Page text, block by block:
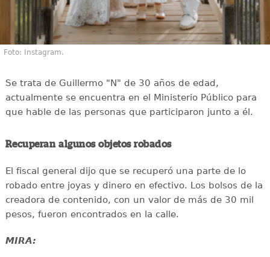
Foto: Instagram.
Se trata de Guillermo "N" de 30 años de edad,
actualmente se encuentra en el Ministerio Público para
que hable de las personas que participaron junto a él.
Recuperan algunos objetos robados
El fiscal general dijo que se recuperó una parte de lo
robado entre joyas y dinero en efectivo. Los bolsos de la
creadora de contenido, con un valor de más de 30 mil
pesos, fueron encontrados en la calle.
MIRA: